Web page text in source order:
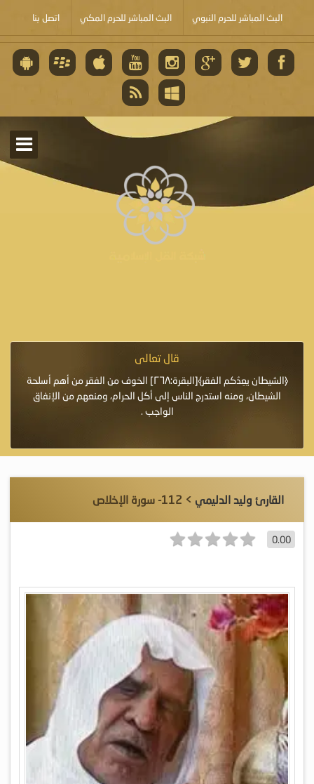
البث المباشر للحرم النبوي البث المباشر للحرم المكي اتصل بنا
قال تعالى
﴿الشيطان يعِدُكم الفقر﴾[البقرة:٢٦٨] الخوف من الفقر من أهم أسلحة
الشيطان، ومنه استدرج الناس إلى أكل الحرام، ومنعهم من الإنفاق
الواجب .
القارئ وليد الدليمي > 112- سورة الإخلاص
0.00